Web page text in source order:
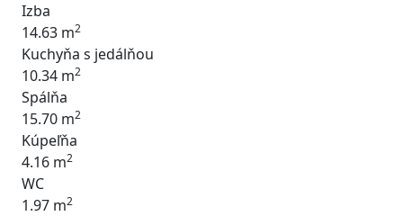
Izba
14.63 m2
Kuchyňa s jedálňou
10.34 m2
Spálňa
15.70 m2
Kúpeľňa
4.16 m2
WC
1.97 m2